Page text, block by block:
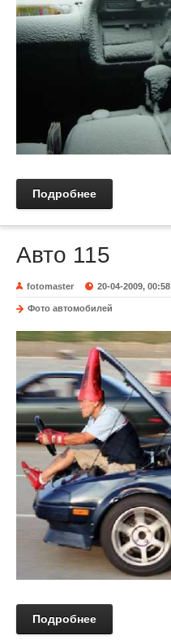
Подробнее
Авто 115
fotomaster 20-04-2009, 00:58
Фото автомобилей
Подробнее